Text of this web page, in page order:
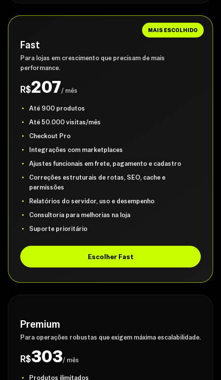
MAIS ESCOLHIDO
Fast
Para lojas em crescimento que precisam de mais
performance.
R$207/ mês
Até 900 produtos
Até 50.000 visitas/mês
Checkout Pro
Integrações com marketplaces
Ajustes funcionais em frete, pagamento e cadastro
Correções estruturais de rotas, SEO, cache e
permissões
Relatórios do servidor, uso e desempenho
Consultoria para melhorias na loja
Suporte prioritário
Escolher Fast
Premium
Para operações robustas que exigem máxima escalabilidade.
R$303/ mês
Produtos ilimitados